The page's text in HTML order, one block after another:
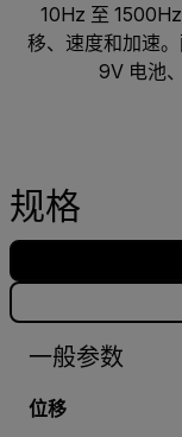
10Hz 至
移、速度和加速
9V 电池
规格
一般参数
位移